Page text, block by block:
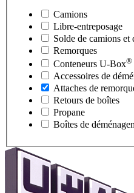
Camions
Libre-entreposage
Solde de camions et
Remorques
Conteneurs U-Box®
Accessoires de
Attaches de
Retours de boîtes
Propane
Boîtes de